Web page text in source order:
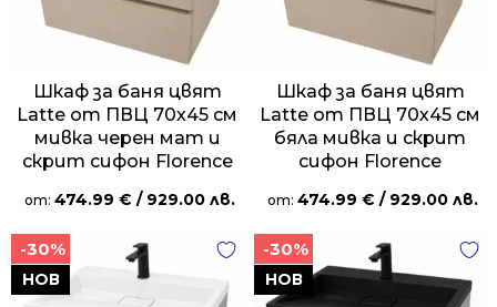
Шкаф за баня цвят
Latte от ПВЦ 70х45 см
мивка черен мат и
скрит сифон Florence
от: 474.99 € / 929.00 лв.
Шкаф за баня цвят
Latte от ПВЦ 70х45 см
бяла мивка и скрит
сифон Florence
от: 474.99 € / 929.00 лв.
НОВ
-30%
НОВ
-30%